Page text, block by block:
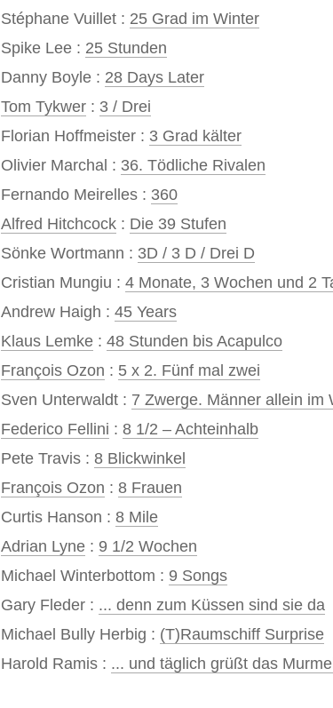
Stéphane Vuillet : 25 Grad im Winter
Spike Lee : 25 Stunden
Danny Boyle : 28 Days Later
Tom Tykwer: 3 / Drei
Florian Hoffmeister : 3 Grad kälter
Olivier Marchal : 36. Tödliche Rivalen
Fernando Meirelles : 360
Alfred Hitchcock: Die 39 Stufen
Sönke Wortmann : 3D / 3 D / Drei D
Cristian Mungiu : 4 Monate, 3 Wochen und 2
Andrew Haigh : 45 Years
Klaus Lemke: 48 Stunden bis Acapulco
François Ozon : 5 x 2. Fünf mal zwei
Sven Unterwaldt : 7 Zwerge. Männer allein im
Federico Fellini : 8 1/2 – Achteinhalb
Pete Travis : 8 Blickwinkel
François Ozon : 8 Frauen
Curtis Hanson : 8 Mile
Adrian Lyne: 9 1/2 Wochen
Michael Winterbottom : 9 Songs
Gary Fleder : ... denn zum Küssen sind sie da
Michael Bully Herbig : (T)Raumschiff Surprise
Harold Ramis : ... und täglich grüßt das